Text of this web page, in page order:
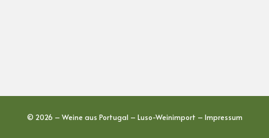
© 2026 – Weine aus Portugal – Luso-Weinimport – Impressum